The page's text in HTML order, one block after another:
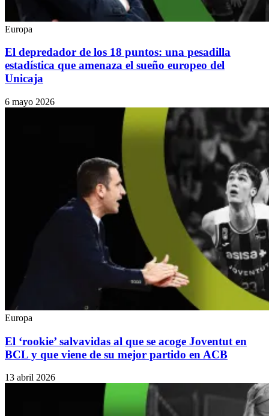
Europa
El depredador de los 18 puntos: una pesadilla
estadística que amenaza el sueño europeo del
Unicaja
6 mayo 2026
Europa
El ‘rookie’ salvavidas al que se acoge Joventut en
BCL y que viene de su mejor partido en ACB
13 abril 2026